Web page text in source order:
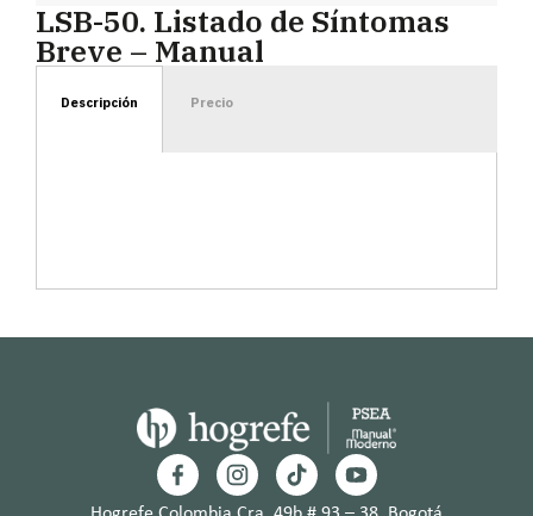
LSB-50. Listado de Síntomas
Breve – Manual
Descripción Precio